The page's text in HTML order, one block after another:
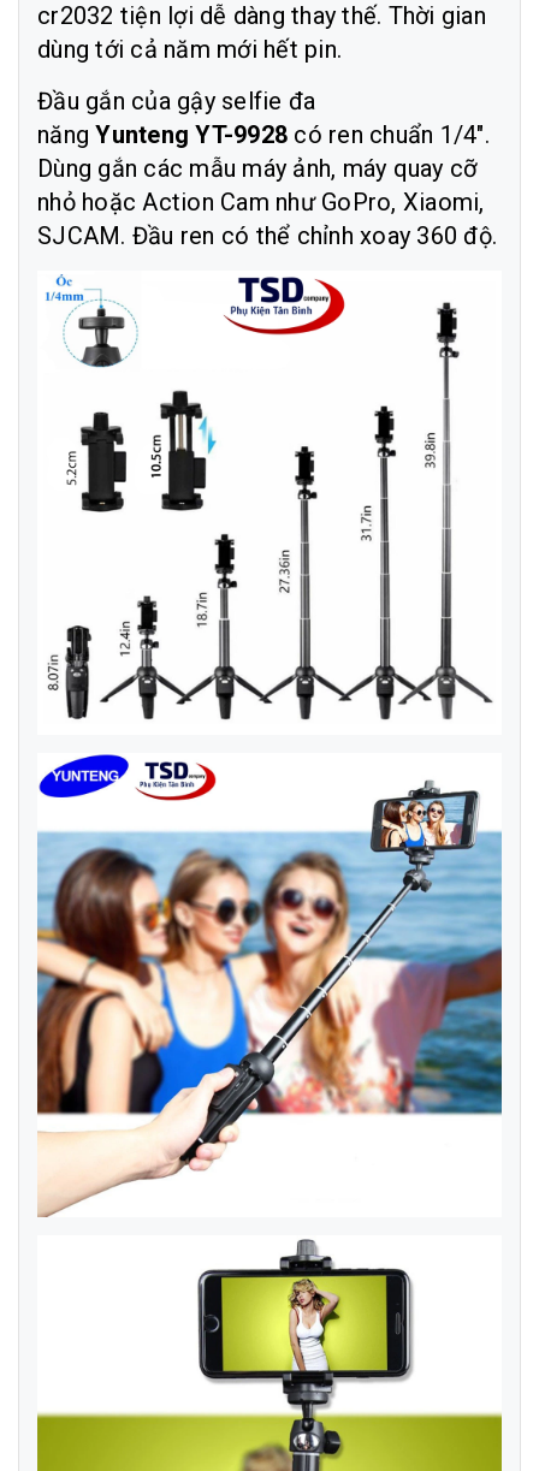
cr2032 tiện lợi dễ dàng thay thế. Thời gian
dùng tới cả năm mới hết pin.
Đầu gắn của gậy selfie đa
năngYunteng YT-9928 có ren chuẩn 1/4″.
Dùng gắn các mẫu máy ảnh, máy quay cỡ
nhỏ hoặc Action Cam như GoPro, Xiaomi,
SJCAM. Đầu ren có thể chỉnh xoay 360 độ.